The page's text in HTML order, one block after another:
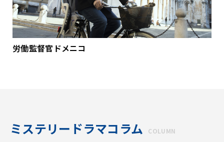
労働監督官ドメニコ
ミステリードラマコラム COLUMN